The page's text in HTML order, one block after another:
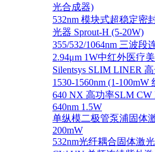
光合成器)
532nm 模块式超稳定密
光器 Sprout-H (5-20W)
355/532/1064nm 三波段
2.94μm 1W中红外医疗
Silentsys SLIM LINER
1530-1560nm (1-100mW
640 NX 高功率SLM
640nm 1.5W
单纵模二极管泵浦固体
200mW
532nm光纤耦合固体激